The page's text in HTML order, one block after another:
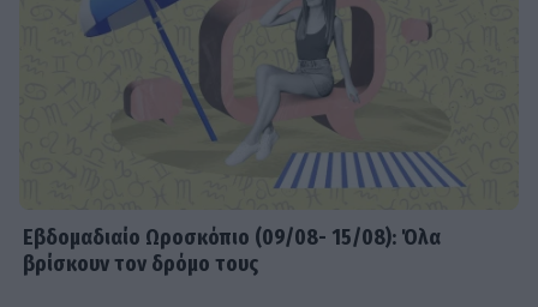
Εβδομαδιαίo Ωροσκόπιο (09/08- 15/08): Όλα
βρίσκουν τον δρόμο τους